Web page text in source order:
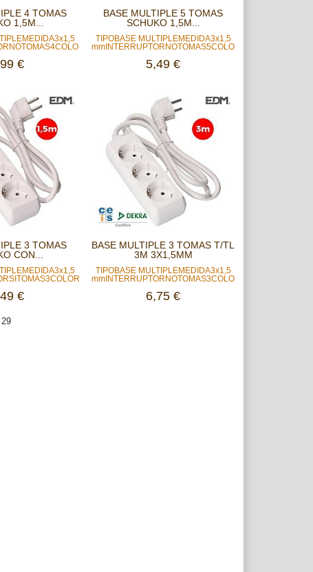
4 TOMAS
1,5M...
€
BASE MULTIPLE 5 TOMAS
SCHUKO 1,5M...
TIPOBASE MULTIPLEMEDIDA3x1,5
5,49 €
3 TOMAS
CON...
€
BASE MULTIPLE 3 TOMAS T/TL
3M 3X1,5MM
TIPOBASE MULTIPLEMEDIDA3x1,5
mmINTERRUPTORNOTOMAS3COLORBLANCOCABLE3...
6,75 €